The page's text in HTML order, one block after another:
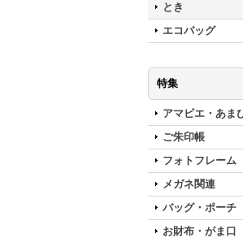
とき
エコバッグ
特集
アマビエ・あま
ご朱印帳
フォトフレーム
メガネ関連
バッグ・ポーチ
お財布・がま口